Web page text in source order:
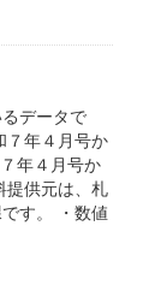
データで
７年４月号か
年４月号か
提供元は、札
す。 ・数値